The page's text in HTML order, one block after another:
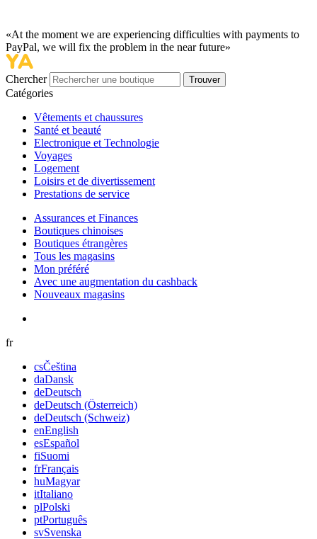
«At the moment we are experiencing difficulties with payments to
PayPal, we will fix the problem in the near future»
Chercher Trouver
Catégories
Vêtements et chaussures
Santé et beauté
Electronique et Technologie
Voyages
Logement
Loisirs et de divertissement
Prestations de service
Assurances et Finances
Boutiques chinoises
Boutiques étrangères
Tous les magasins
Mon préféré
Avec une augmentation du cashback
Nouveaux magasins
fr
csČeština
daDansk
deDeutsch
deDeutsch (Österreich)
deDeutsch (Schweiz)
enEnglish
esEspañol
fiSuomi
frFrançais
huMagyar
itItaliano
plPolski
ptPortuguês
svSvenska